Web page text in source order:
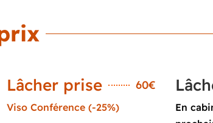
Lâcher prise 60€
Viso Conférence (-25%)
En